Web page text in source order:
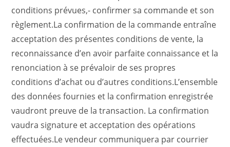
conditions prévues,- confirmer sa commande et son
règlement.La confirmation de la commande entraîne
acceptation des présentes conditions de vente, la
reconnaissance d’en avoir parfaite connaissance et la
renonciation à se prévaloir de ses propres
conditions d’achat ou d’autres conditions.L’ensemble
des données fournies et la confirmation enregistrée
vaudront preuve de la transaction. La confirmation
vaudra signature et acceptation des opérations
effectuées.Le vendeur communiquera par courrier